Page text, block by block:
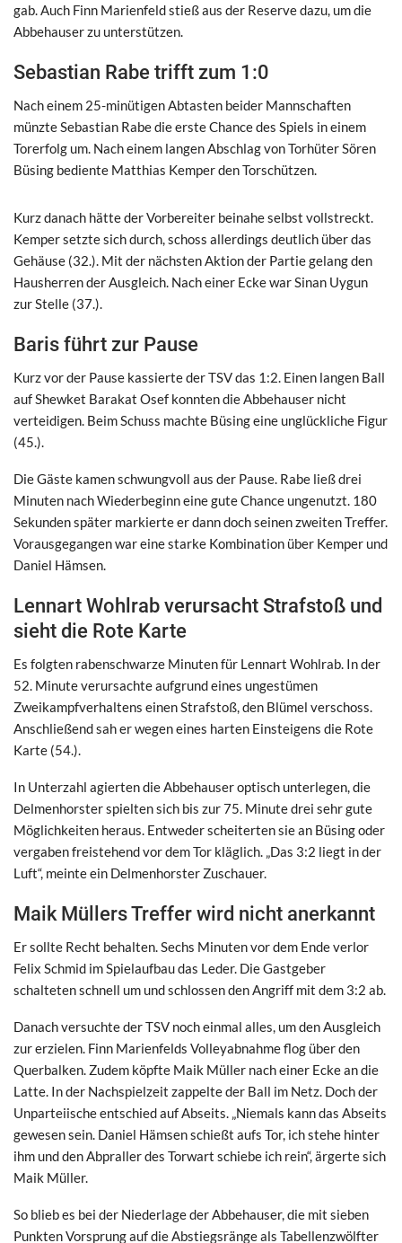
gab. Auch Finn Marienfeld stieß aus der Reserve dazu, um die
Abbehauser zu unterstützen.
Sebastian Rabe trifft zum 1:0
Nach einem 25-minütigen Abtasten beider Mannschaften
münzte Sebastian Rabe die erste Chance des Spiels in einem
Torerfolg um. Nach einem langen Abschlag von Torhüter Sören
Büsing bediente Matthias Kemper den Torschützen.
Kurz danach hätte der Vorbereiter beinahe selbst vollstreckt.
Kemper setzte sich durch, schoss allerdings deutlich über das
Gehäuse (32.). Mit der nächsten Aktion der Partie gelang den
Hausherren der Ausgleich. Nach einer Ecke war Sinan Uygun
zur Stelle (37.).
Baris führt zur Pause
Kurz vor der Pause kassierte der TSV das 1:2. Einen langen Ball
auf Shewket Barakat Osef konnten die Abbehauser nicht
verteidigen. Beim Schuss machte Büsing eine unglückliche Figur
(45.).
Die Gäste kamen schwungvoll aus der Pause. Rabe ließ drei
Minuten nach Wiederbeginn eine gute Chance ungenutzt. 180
Sekunden später markierte er dann doch seinen zweiten Treffer.
Vorausgegangen war eine starke Kombination über Kemper und
Daniel Hämsen.
Lennart Wohlrab verursacht Strafstoß und
sieht die Rote Karte
Es folgten rabenschwarze Minuten für Lennart Wohlrab. In der
52. Minute verursachte aufgrund eines ungestümen
Zweikampfverhaltens einen Strafstoß, den Blümel verschoss.
Anschließend sah er wegen eines harten Einsteigens die Rote
Karte (54.).
In Unterzahl agierten die Abbehauser optisch unterlegen, die
Delmenhorster spielten sich bis zur 75. Minute drei sehr gute
Möglichkeiten heraus. Entweder scheiterten sie an Büsing oder
vergaben freistehend vor dem Tor kläglich. „Das 3:2 liegt in der
Luft“, meinte ein Delmenhorster Zuschauer.
Maik Müllers Treffer wird nicht anerkannt
Er sollte Recht behalten. Sechs Minuten vor dem Ende verlor
Felix Schmid im Spielaufbau das Leder. Die Gastgeber
schalteten schnell um und schlossen den Angriff mit dem 3:2 ab.
Danach versuchte der TSV noch einmal alles, um den Ausgleich
zur erzielen. Finn Marienfelds Volleyabnahme flog über den
Querbalken. Zudem köpfte Maik Müller nach einer Ecke an die
Latte. In der Nachspielzeit zappelte der Ball im Netz. Doch der
Unparteiische entschied auf Abseits. „Niemals kann das Abseits
gewesen sein. Daniel Hämsen schießt aufs Tor, ich stehe hinter
ihm und den Abpraller des Torwart schiebe ich rein“, ärgerte sich
Maik Müller.
So blieb es bei der Niederlage der Abbehauser, die mit sieben
Punkten Vorsprung auf die Abstiegsränge als Tabellenzwölfter